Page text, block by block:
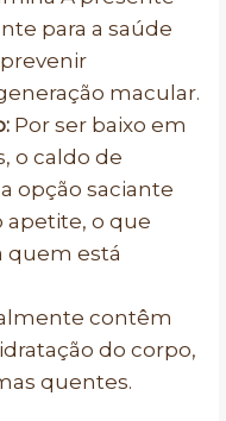
para a saúde
macular.
Por ser baixo em
o caldo de
opção saciante
apetite, o que
quem está
contêm
do corpo,
quentes.